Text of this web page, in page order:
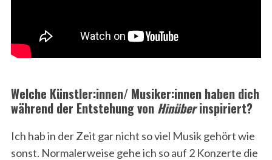
Welche Künstler:innen/ Musiker:innen haben dich
während der Entstehung von Hinüberinspiriert?
Ich hab in der Zeit gar nicht so viel Musik gehört wie
sonst. Normalerweise gehe ich so auf 2 Konzerte die